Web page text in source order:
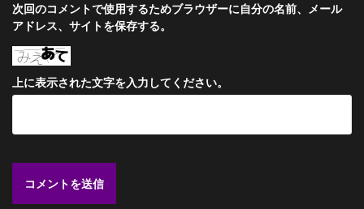
次回のコメントで使用するためブラウザーに自分の名前、メール
アドレス、サイトを保存する。
上に表示された文字を入力してください。